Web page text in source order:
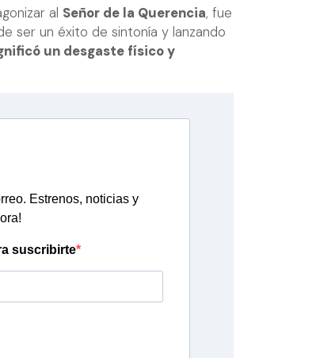
al Señor de la Querencia, fue
ser un éxito de sintonía y lanzando
un desgaste físico y
Estrenos, noticias y
suscribirte